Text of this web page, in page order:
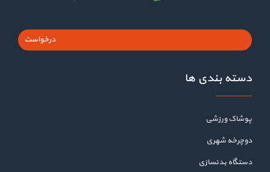
درخواست
دسته بندی ها
پوشاک ورزشی
دوچرخه شهری
دستگاه بدنسازی